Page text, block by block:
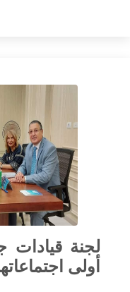
لجنة قيادات
أولى